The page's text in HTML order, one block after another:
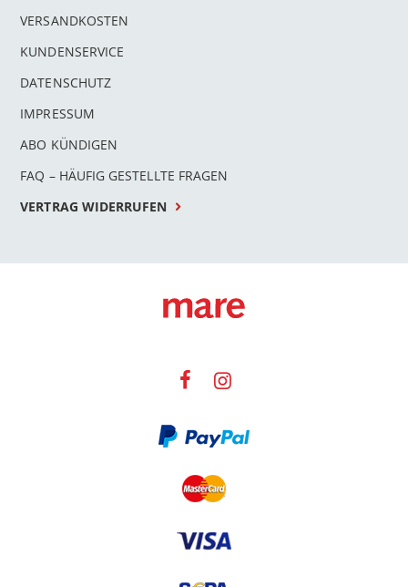
VERSANDKOSTEN
KUNDENSERVICE
DATENSCHUTZ
IMPRESSUM
ABO KÜNDIGEN
FAQ – HÄUFIG GESTELLTE FRAGEN
VERTRAG WIDERRUFEN